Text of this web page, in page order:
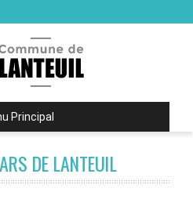
Principal
DE LANTEUIL